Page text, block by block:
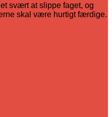
svært at slippe faget, og
skal være hurtigt færdige.